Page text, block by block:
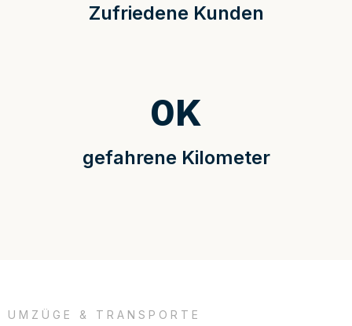
Zufriedene Kunden
gefahrene Kilometer
0K
UMZÜGE & TRANSPORTE